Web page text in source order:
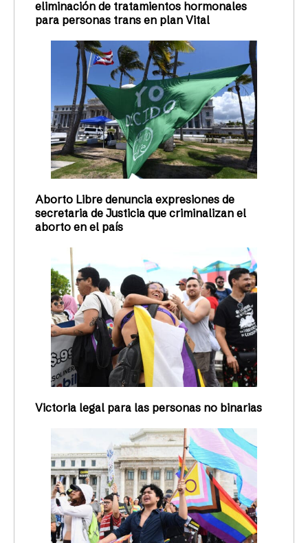
eliminación de tratamientos hormonales
para personas trans en plan Vital
Aborto Libre denuncia expresiones de
secretaria de Justicia que criminalizan el
aborto en el país
Victoria legal para las personas no binarias